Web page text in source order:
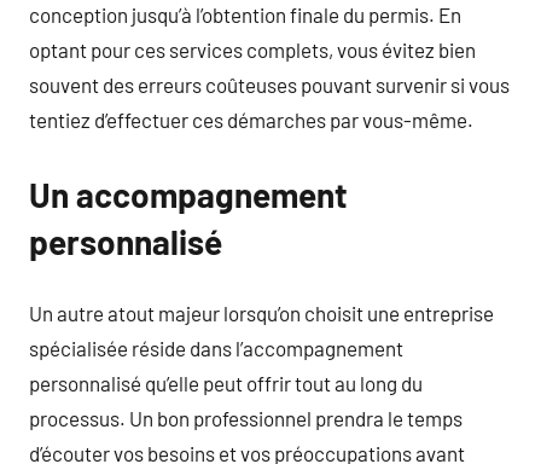
conception jusqu’à l’obtention finale du permis. En
optant pour ces services complets, vous évitez bien
souvent des erreurs coûteuses pouvant survenir si vous
tentiez d’effectuer ces démarches par vous-même.
Un accompagnement
personnalisé
Un autre atout majeur lorsqu’on choisit une entreprise
spécialisée réside dans l’accompagnement
personnalisé qu’elle peut offrir tout au long du
processus. Un bon professionnel prendra le temps
d’écouter vos besoins et vos préoccupations avant